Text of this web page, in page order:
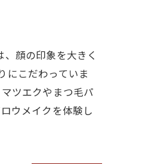
顔の印象を大きく
にこだわっていま
ツエクやまつ毛パ
ウメイクを体験し